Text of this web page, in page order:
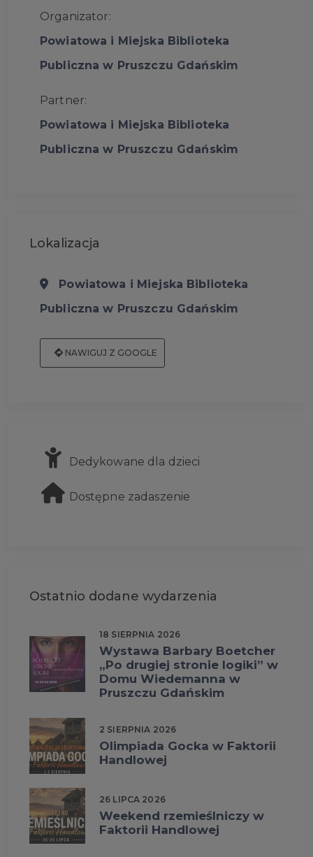
Organizator:
Powiatowa i Miejska Biblioteka
Publiczna w Pruszczu Gdańskim
Partner:
Powiatowa i Miejska Biblioteka
Publiczna w Pruszczu Gdańskim
Lokalizacja
Powiatowa i Miejska Biblioteka
Publiczna w Pruszczu Gdańskim
NAWIGUJ Z GOOGLE
Dedykowane dla dzieci
Dostępne zadaszenie
Ostatnio dodane wydarzenia
18 SIERPNIA 2026
Wystawa Barbary Boetcher
„Po drugiej stronie logiki” w
Domu Wiedemanna w
Pruszczu Gdańskim
2 SIERPNIA 2026
Olimpiada Gocka w Faktorii
Handlowej
26 LIPCA 2026
Weekend rzemieślniczy w
Faktorii Handlowej